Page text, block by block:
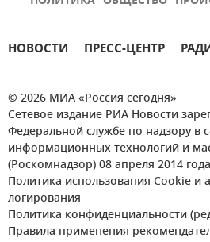
НОВОСТИ ПРЕСС-ЦЕНТР
© 2026 МИА «Россия сегодня»
Сетевое издание РИА Новости
Федеральной службе по надзору в
информационных технологий и
(Роскомнадзор) 08 апреля 2014
Политика использования Cookie и
логирования
Политика конфиденциальности
Правила применения